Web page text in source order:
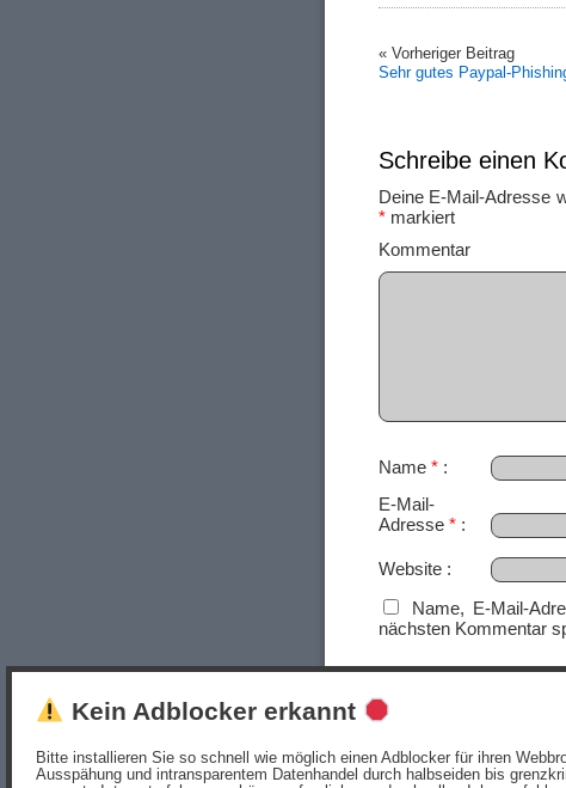
« Vorheriger Beitrag
Sehr gutes Paypal-
Schreibe einen
Deine E-Mail-Adresse
* markiert
Name *
E-Mail-
Adresse *
Website
Name, E-Mail-
nächsten Kommentar
Kein Adblocker erkannt
Bitte installieren Sie so schnell wie möglich einen Adblocker für ihren
Ausspähung und intransparentem Datenhandel durch halbseiden bis